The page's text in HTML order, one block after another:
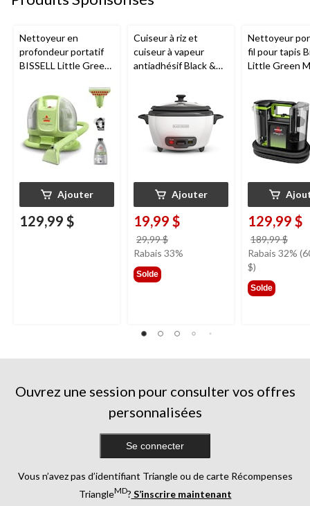
Nettoyeur en
profondeur portatif
BISSELL Little Green
tapis et tissus
d'ameublement
Ajouter
129,99 $
Cuiseur à riz et
cuiseur à vapeur
antiadhésif Black &
Ajouter
19,99 $
29,99 $
était
Rabais 33%
Solde
Nettoyeur
fil pour tapis
Little Green
129,99 $
189,99 $
était
Rabais 32%
$)
Solde
Ouvrez une session pour consulter vos offres
personnalisées
Se connecter
Vous n’avez pas d’identifiant Triangle ou de carte Récompenses
TriangleMD? S’inscrire maintenant